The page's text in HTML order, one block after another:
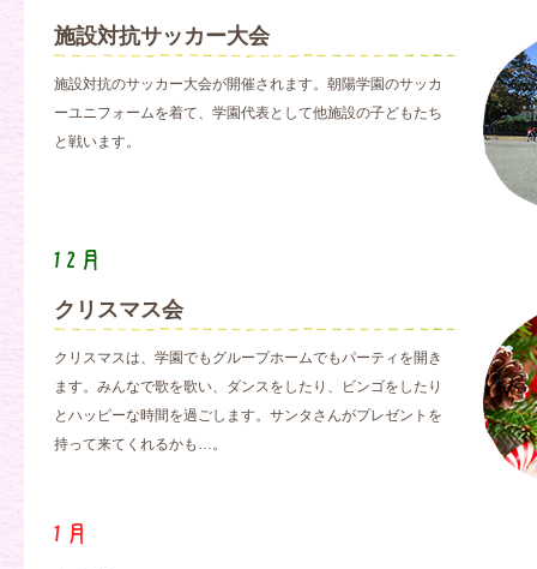
施設対抗サッカー大会
施設対抗のサッカー大会が開催されます。朝陽学園のサッカ
ーユニフォームを着て、学園代表として他施設の子どもたち
と戦います。
クリスマス会
クリスマスは、学園でもグループホームでもパーティを開き
ます。みんなで歌を歌い、ダンスをしたり、ビンゴをしたり
とハッピーな時間を過ごします。サンタさんがプレゼントを
持って来てくれるかも…。